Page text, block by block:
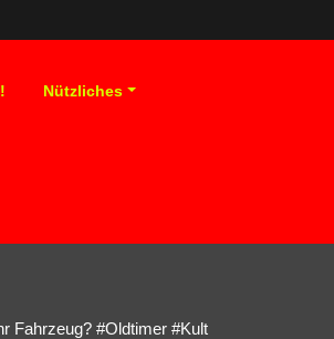
Nützliches
Fahrzeug? #Oldtimer #Kult